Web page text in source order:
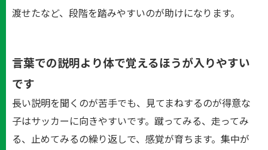
渡せたなど、段階を踏みやすいのが助けになります。
言葉での説明より体で覚えるほうが入りやすい
です
長い説明を聞くのが苦手でも、見てまねするのが得意な
子はサッカーに向きやすいです。蹴ってみる、走ってみ
る、止めてみるの繰り返しで、感覚が育ちます。集中が